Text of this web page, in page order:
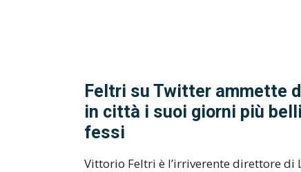
Feltri su Twitter ammette
in città i suoi giorni più
fessi
Vittorio Feltri è l’irriverente direttore di